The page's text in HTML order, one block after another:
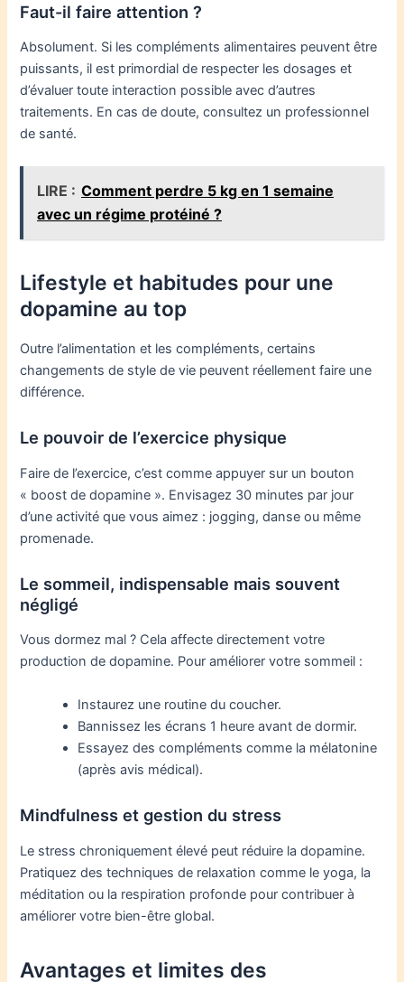
Faut-il faire attention ?
Absolument. Si les compléments alimentaires peuvent être
puissants, il est primordial de respecter les dosages et
d’évaluer toute interaction possible avec d’autres
traitements. En cas de doute, consultez un professionnel
de santé.
LIRE : Comment perdre 5 kg en 1 semaine
avec un régime protéiné ?
Lifestyle et habitudes pour une
dopamine au top
Outre l’alimentation et les compléments, certains
changements de style de vie peuvent réellement faire une
différence.
Le pouvoir de l’exercice physique
Faire de l’exercice, c’est comme appuyer sur un bouton
« boost de dopamine ». Envisagez 30 minutes par jour
d’une activité que vous aimez : jogging, danse ou même
promenade.
Le sommeil, indispensable mais souvent
négligé
Vous dormez mal ? Cela affecte directement votre
production de dopamine. Pour améliorer votre sommeil :
Instaurez une routine du coucher.
Bannissez les écrans 1 heure avant de dormir.
Essayez des compléments comme la mélatonine
(après avis médical).
Mindfulness et gestion du stress
Le stress chroniquement élevé peut réduire la dopamine.
Pratiquez des techniques de relaxation comme le yoga, la
méditation ou la respiration profonde pour contribuer à
améliorer votre bien-être global.
Avantages et limites des